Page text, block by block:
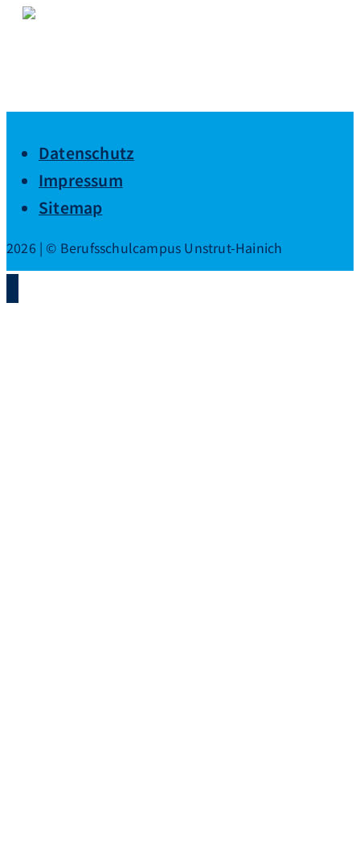
Datenschutz
Impressum
Sitemap
2026 | © Berufsschulcampus Unstrut-Hainich